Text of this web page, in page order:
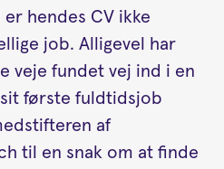
hendes CV ikke
job. Alligevel har
veje fundet vej ind i en
første fuldtidsjob
af
til en snak om at finde